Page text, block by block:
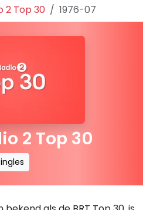
2 Top 30 1976-07
2 Top 30